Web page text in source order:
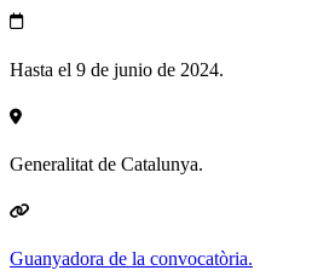
Hasta el 9 de junio de 2024.
Generalitat de Catalunya.
Guanyadora de la convocatòria.